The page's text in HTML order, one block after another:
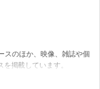
スのほか、映像、雑誌や個
掲載しています。